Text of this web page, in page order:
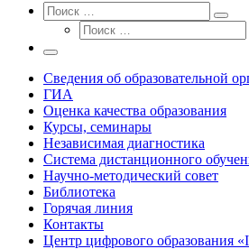
Search
Поиск
Поиск
Поиск
Меню
Сведения об образовательной
ГИА
Оценка качества образования
Курсы, семинары
Независимая диагностика
Система дистанционного
Научно-методический совет
Библиотека
Горячая линия
Контакты
Центр цифрового образования